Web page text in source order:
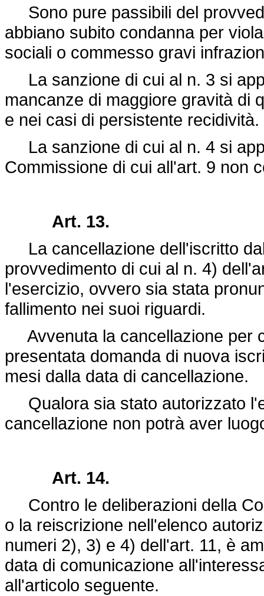
Sono pure passibili del
abbiano subito condanna per
sociali o commesso gravi
La sanzione di cui al n. 3 si
mancanze di maggiore gravità di
e nei casi di persistente recidività.
La sanzione di cui al n. 4 si
Commissione di cui all'art. 9 non
Art. 13.
La cancellazione dell'iscritto
provvedimento di cui al n. 4)
l'esercizio, ovvero sia stata
fallimento nei suoi riguardi.
Avvenuta la cancellazione per
presentata domanda di nuova
mesi dalla data di cancellazione.
Qualora sia stato autorizzato
cancellazione non potrà aver
Art. 14.
Contro le deliberazioni della
o la reiscrizione nell'elenco
numeri 2), 3) e 4) dell'art. 11, è
data di comunicazione
all'articolo seguente.